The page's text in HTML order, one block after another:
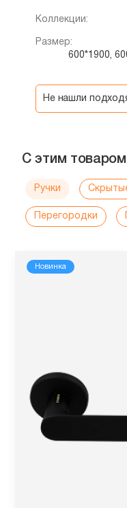
Коллекции:
Размер:
600*1900,
Не нашли
С этим
Ручки
Перегородки
Новинка